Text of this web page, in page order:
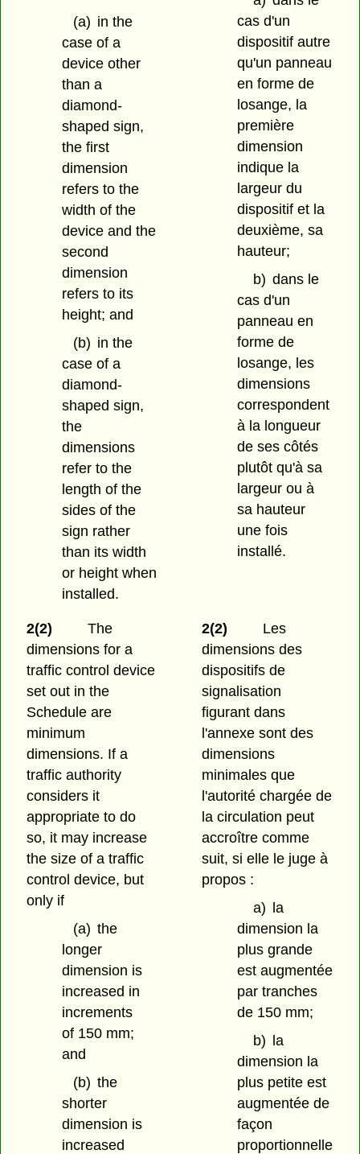
(a) in the
case of a
device other
than a
diamond-
shaped sign,
the first
dimension
refers to the
width of the
device and the
second
dimension
refers to its
height; and
(b) in the
case of a
diamond-
shaped sign,
the
dimensions
refer to the
length of the
sides of the
sign rather
than its width
or height when
installed.
cas d'un
dispositif autre
qu'un panneau
en forme de
losange, la
première
dimension
indique la
largeur du
dispositif et la
deuxième, sa
hauteur;
b) dans le
cas d'un
panneau en
forme de
losange, les
dimensions
correspondent
à la longueur
de ses côtés
plutôt qu'à sa
largeur ou à
sa hauteur
une fois
installé.
2(2)
The
dimensions for a
traffic control device
set out in the
Schedule are
minimum
dimensions. If a
traffic authority
considers it
appropriate to do
so, it may increase
the size of a traffic
control device, but
only if
(a) the
longer
dimension is
increased in
increments
of 150 mm;
and
(b) the
shorter
dimension is
increased
2(2)
Les
dimensions des
dispositifs de
signalisation
figurant dans
l'annexe sont des
dimensions
minimales que
l'autorité chargée de
la circulation peut
accroître comme
suit, si elle le juge à
propos :
a) la
dimension la
plus grande
est augmentée
par tranches
de 150 mm;
b) la
dimension la
plus petite est
augmentée de
façon
proportionnelle